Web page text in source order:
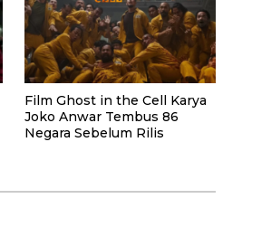
Film Ghost in the Cell Karya
Joko Anwar Tembus 86
Negara Sebelum Rilis